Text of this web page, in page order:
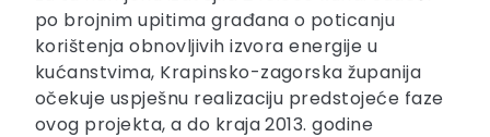
po brojnim upitima građana o poticanju
korištenja obnovljivih izvora energije u
kućanstvima, Krapinsko-zagorska županija
očekuje uspješnu realizaciju predstojeće faze
ovog projekta, a do kraja 2013. godine